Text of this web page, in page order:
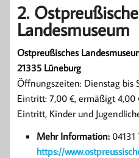
2.
Landesmuseum
Ostpreußisches
21335 Lüneburg
Öffnungszeiten: Dienstag bis
Eintritt: 7,00 €, ermäßigt 4,00
Eintritt, Kinder und
Mehr Information:
https://